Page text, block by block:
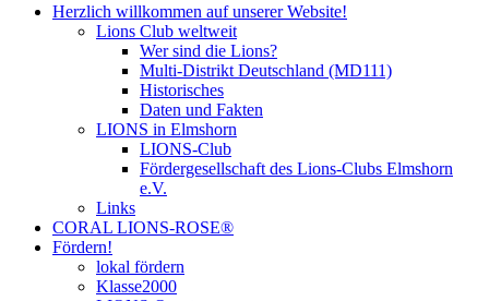
Herzlich willkommen auf unserer Website!
Lions Club weltweit
Wer sind die Lions?
Multi-Distrikt Deutschland (MD111)
Historisches
Daten und Fakten
LIONS in Elmshorn
LIONS-Club
Fördergesellschaft des Lions-Clubs Elmshorn
e.V.
Links
CORAL LIONS-ROSE®
Fördern!
lokal fördern
Klasse2000